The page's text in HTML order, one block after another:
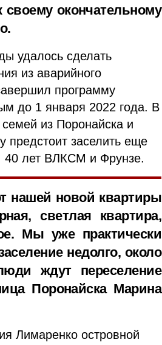
своему окончательному
удалось сделать
из аварийного
программу
до 1 января 2022 года. В
из Поронайска и
предстоит заселить еще
40 лет ВЛКСМ и Фрунзе.
нашей новой квартиры
светлая квартира,
Мы уже практически
недолго, около
ждут переселение
Поронайска Марина
Лимаренко островной